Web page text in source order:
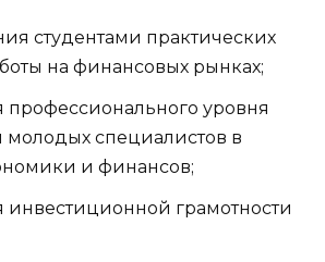
студентами практических
на финансовых рынках;
уровня
молодых специалистов в
и финансов;
грамотности